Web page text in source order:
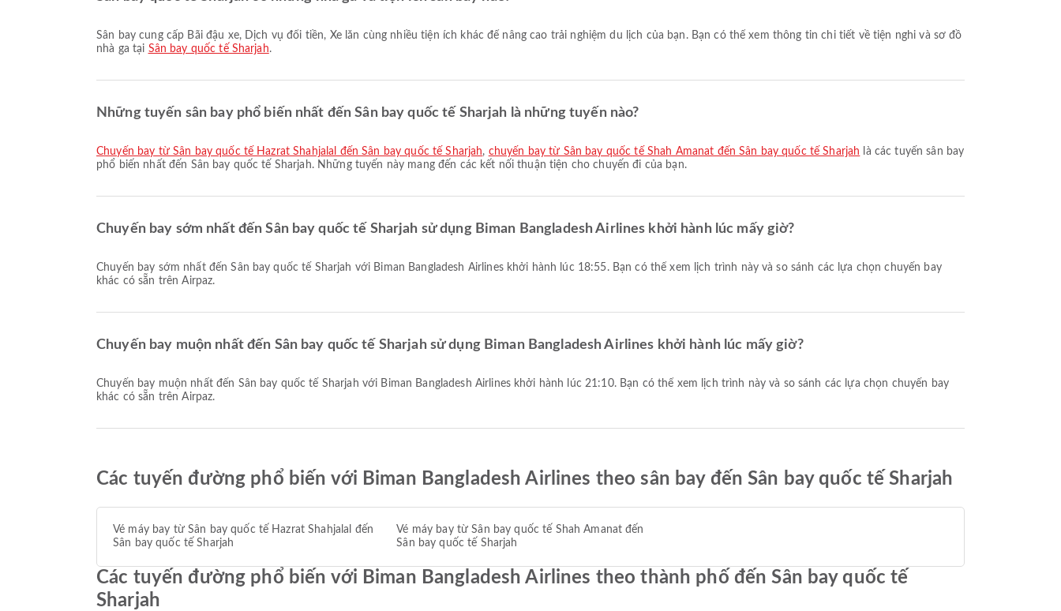
Sân bay cung cấp Bãi đậu xe, Dịch vụ đổi tiền, Xe lăn cùng nhiều tiện ích khác để nâng cao trải nghiệm du lịch của bạn. Bạn có thể xem thông tin chi tiết về tiện nghi và sơ đồ
nhà ga tại Sân bay quốc tế Sharjah.
Những tuyến sân bay phổ biến nhất đến Sân bay quốc tế Sharjah là những tuyến nào?
chuyến bay từ Sân bay quốc tế Hazrat Shahjalal đến Sân bay quốc tế Sharjah, chuyến bay từ Sân bay quốc tế Shah Amanat đến Sân bay quốc tế Sharjah là các tuyến sân bay
phổ biến nhất đến Sân bay quốc tế Sharjah. Những tuyến này mang đến các kết nối thuận tiện cho chuyến đi của bạn.
Chuyến bay sớm nhất đến Sân bay quốc tế Sharjah sử dụng Biman Bangladesh Airlines khởi hành lúc mấy giờ?
Chuyến bay sớm nhất đến Sân bay quốc tế Sharjah với Biman Bangladesh Airlines khởi hành lúc 18:55. Bạn có thể xem lịch trình này và so sánh các lựa chọn chuyến bay
khác có sẵn trên Airpaz.
Chuyến bay muộn nhất đến Sân bay quốc tế Sharjah sử dụng Biman Bangladesh Airlines khởi hành lúc mấy giờ?
Chuyến bay muộn nhất đến Sân bay quốc tế Sharjah với Biman Bangladesh Airlines khởi hành lúc 21:10. Bạn có thể xem lịch trình này và so sánh các lựa chọn chuyến bay
khác có sẵn trên Airpaz.
Các tuyến đường phổ biến với Biman Bangladesh Airlines theo sân bay đến Sân bay quốc tế Sharjah
Vé máy bay từ Sân bay quốc tế Hazrat Shahjalal đến
Sân bay quốc tế Sharjah
Vé máy bay từ Sân bay quốc tế Shah Amanat đến
Sân bay quốc tế Sharjah
Các tuyến đường phổ biến với Biman Bangladesh Airlines theo thành phố đến Sân bay quốc tế
Sharjah